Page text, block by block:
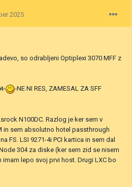
2025
so odrabljeni Optiplexi 3070 MFF z
NE NI RES, ZAMESAL ZA SFF
N100DC. Razlog je ker sem v
in sem absolutno hotel passthrough
FS. LSI 9271-4i PCI kartica in sem dal
304 za diske (ker sem zid se nisem
lepo svoj prvi host. Drugi LXC bo